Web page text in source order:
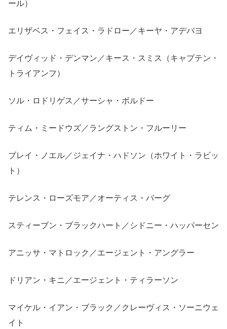
ール）
エリザベス・フェイス・ラドロー／キーヤ・アデバヨ
デイヴィッド・デンマン／キース・スミス（キャプテン・
トライアンフ）
ソル・ロドリゲス／サーシャ・ボルドー
ティム・ミードウズ／ラングストン・フルーリー
ブレイ・ノエル／ジェイナ・ハドソン（ホワイト・ラビッ
ト）
テレンス・ローズモア／オーティス・バーグ
スティーブン・ブラックハート／シドニー・ハッパーセン
アニッサ・マトロック／エージェント・アングラー
ドリアン・キニ／エージェント・ティラーソン
マイケル・イアン・ブラック／クレーヴィス・ソーニウェ
イト